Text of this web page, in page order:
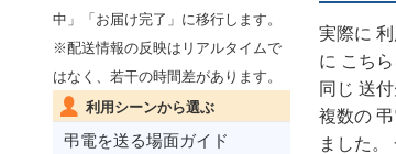
中」「お届け完了」に移行します。
※配送情報の反映はリアルタイムで
はなく、若干の時間差があります。
利用シーンから選ぶ
弔電を送る場面ガイド
実際に
に こち
同じ 送
複数の
ました。